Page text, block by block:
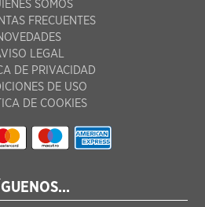
SOMOS
FRECUENTES
LEGAL
DE PRIVACIDAD
DE USO
DE COOKIES